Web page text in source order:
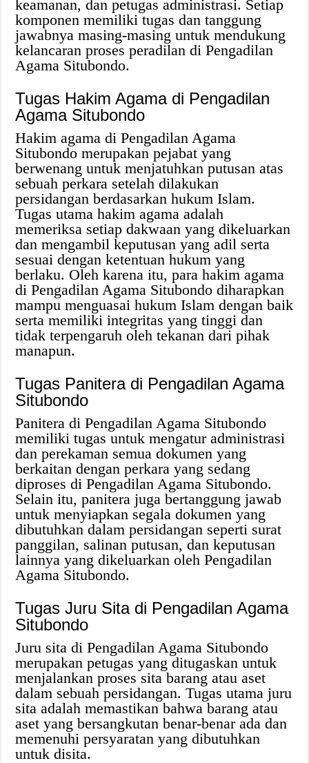
keamanan, dan petugas administrasi. Setiap
komponen memiliki tugas dan tanggung
jawabnya masing-masing untuk mendukung
kelancaran proses peradilan di Pengadilan
Agama Situbondo.
Tugas Hakim Agama di Pengadilan
Agama Situbondo
Hakim agama di Pengadilan Agama
Situbondo merupakan pejabat yang
berwenang untuk menjatuhkan putusan atas
sebuah perkara setelah dilakukan
persidangan berdasarkan hukum Islam.
Tugas utama hakim agama adalah
memeriksa setiap dakwaan yang dikeluarkan
dan mengambil keputusan yang adil serta
sesuai dengan ketentuan hukum yang
berlaku. Oleh karena itu, para hakim agama
di Pengadilan Agama Situbondo diharapkan
mampu menguasai hukum Islam dengan baik
serta memiliki integritas yang tinggi dan
tidak terpengaruh oleh tekanan dari pihak
manapun.
Tugas Panitera di Pengadilan Agama
Situbondo
Panitera di Pengadilan Agama Situbondo
memiliki tugas untuk mengatur administrasi
dan perekaman semua dokumen yang
berkaitan dengan perkara yang sedang
diproses di Pengadilan Agama Situbondo.
Selain itu, panitera juga bertanggung jawab
untuk menyiapkan segala dokumen yang
dibutuhkan dalam persidangan seperti surat
panggilan, salinan putusan, dan keputusan
lainnya yang dikeluarkan oleh Pengadilan
Agama Situbondo.
Tugas Juru Sita di Pengadilan Agama
Situbondo
Juru sita di Pengadilan Agama Situbondo
merupakan petugas yang ditugaskan untuk
menjalankan proses sita barang atau aset
dalam sebuah persidangan. Tugas utama juru
sita adalah memastikan bahwa barang atau
aset yang bersangkutan benar-benar ada dan
memenuhi persyaratan yang dibutuhkan
untuk disita.